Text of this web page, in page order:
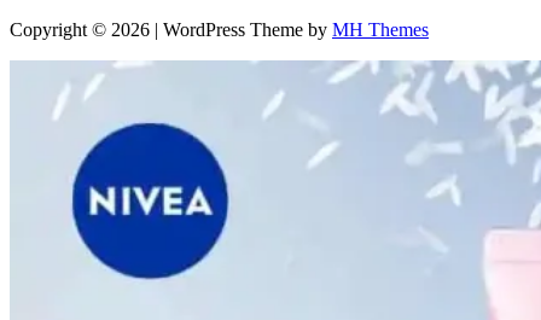
Copyright © 2026 | WordPress Theme by MH Themes